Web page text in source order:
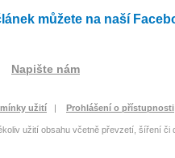
můžete na naší
Napište nám
užití | Prohlášení o přístupnosti
užití obsahu včetně převzetí, šíření či